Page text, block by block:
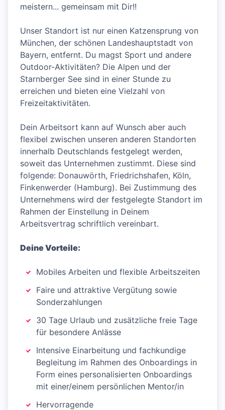
meistern... gemeinsam mit Dir!!
Unser Standort ist nur einen Katzensprung von
München, der schönen Landeshauptstadt von
Bayern, entfernt. Du magst Sport und andere
Outdoor-Aktivitäten? Die Alpen und der
Starnberger See sind in einer Stunde zu
erreichen und bieten eine Vielzahl von
Freizeitaktivitäten.
Dein Arbeitsort kann auf Wunsch aber auch
flexibel zwischen unseren anderen Standorten
innerhalb Deutschlands festgelegt werden,
soweit das Unternehmen zustimmt. Diese sind
folgende: Donauwörth, Friedrichshafen, Köln,
Finkenwerder (Hamburg). Bei Zustimmung des
Unternehmens wird der festgelegte Standort im
Rahmen der Einstellung in Deinem
Arbeitsvertrag schriftlich vereinbart.
Deine Vorteile:
Mobiles Arbeiten und flexible Arbeitszeiten
Faire und attraktive Vergütung sowie
Sonderzahlungen
30 Tage Urlaub und zusätzliche freie Tage
für besondere Anlässe
Intensive Einarbeitung und fachkundige
Begleitung im Rahmen des Onboardings in
Form eines personalisierten Onboardings
mit einer/einem persönlichen Mentor/in
Hervorragende